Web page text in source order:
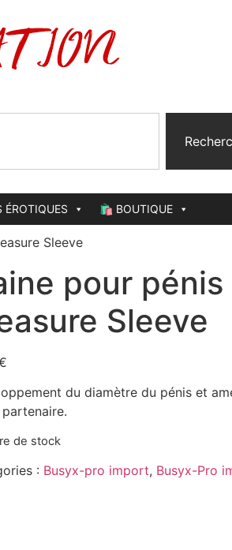
🛍️ BOUTIQUE
Sleeve
pour
Sleeve
du diamètre du pénis et
de stock
: Busyx-pro import, Busyx-Pro